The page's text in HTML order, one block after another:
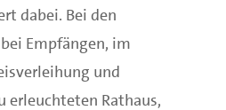
dabei. Bei den
Empfängen, im
und
erleuchteten Rathaus,